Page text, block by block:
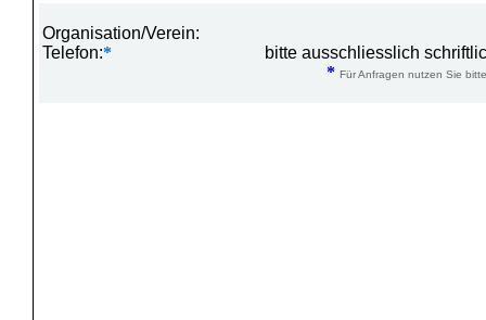
Organisation/Verein:
Telefon:*
bitte ausschliesslich
* Für Anfragen nutzen Sie